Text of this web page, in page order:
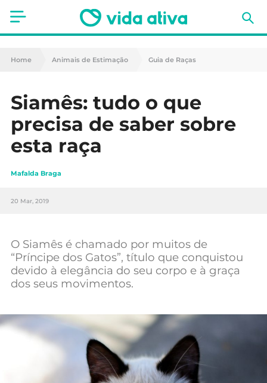
Saúde
Nutrição
Receitas
Fitness
Mães e Bebés
Home Animais de Estimação Guia de Raças
Siamês: tudo o que
precisa de saber sobre
esta raça
Mafalda Braga
20 Mar, 2019
O Siamês é chamado por muitos de
“Príncipe dos Gatos”, título que conquistou
devido à elegância do seu corpo e à graça
dos seus movimentos.